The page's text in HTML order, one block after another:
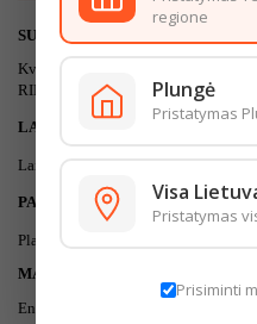
SUDEDAMOSIOS DALYS
Kvapieji pipirai. sudėtyje yra
RIEŠUTŲ pėdsakų.
LAIKYMO SĄLYGOS
Laikyti sausoje, vėsioje vietoje.
PAKUOTĖ
Plastikas
MAISTINĖ VERTĖ
Energinė vertė 1457 kJ/ 348 kcal
regione
Plungė
Pristatymas
Visa
Pristatymas
Prisiminti